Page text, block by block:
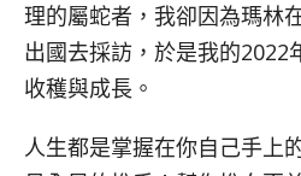
理的屬蛇者，我卻因為瑪林
出國去採訪，於是我的2022
收穫與成長。
人生都是掌握在你自己手上